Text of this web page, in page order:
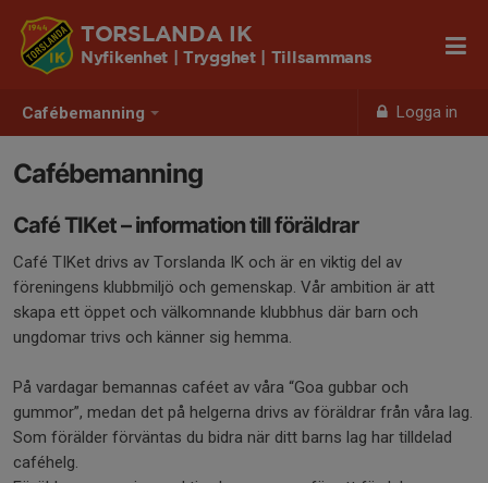
Cafébemanning Logga in
TORSLANDA IK
Nyfikenhet | Trygghet | Tillsammans
Cafébemanning
Café TIKet – information till föräldrar
Café TIKet drivs av Torslanda IK och är en viktig del av
föreningens klubbmiljö och gemenskap. Vår ambition är att
skapa ett öppet och välkomnande klubbhus där barn och
ungdomar trivs och känner sig hemma.
På vardagar bemannas caféet av våra “Goa gubbar och
gummor”, medan det på helgerna drivs av föräldrar från våra lag.
Som förälder förväntas du bidra när ditt barns lag har tilldelad
caféhelg.